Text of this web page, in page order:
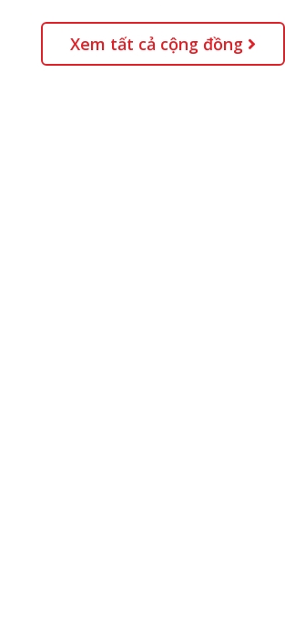
Xem tất cả cộng đồng